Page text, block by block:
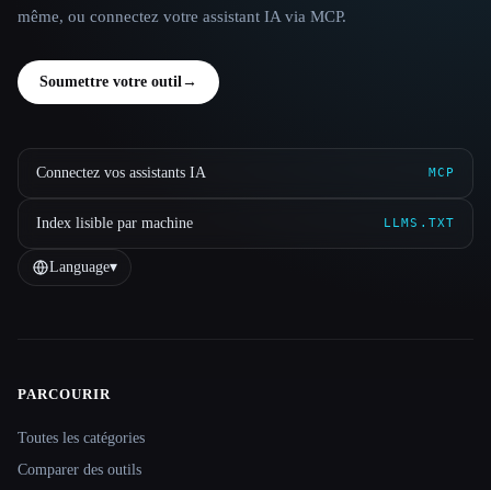
même, ou connectez votre assistant IA via MCP.
Soumettre votre outil→
Connectez vos assistants IA MCP
Index lisible par machine LLMS.TXT
Language▾
Site navigation
PARCOURIR
Toutes les catégories
Comparer des outils